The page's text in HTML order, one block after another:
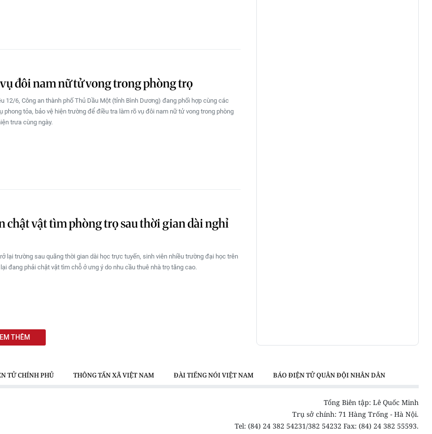
đôi nam nữ tử vong trong phòng trọ
12/6, Công an thành phố Thủ Dầu Một (tỉnh Bình Dương) đang phối hợp cùng các
phong tỏa, bảo vệ hiện trường để điều tra làm rõ vụ đôi nam nữ tử vong trong phòng
trưa cùng ngày.
chật vật tìm phòng trọ sau thời gian dài nghỉ
lại trường sau quãng thời gian dài học trực tuyến, sinh viên nhiều trường đại học trên
đang phải chật vật tìm chỗ ở ưng ý do nhu cầu thuê nhà trọ tăng cao.
THÊM
TỬ CHÍNH PHỦ THÔNG TẤN XÃ VIỆT NAM ĐÀI TIẾNG NÓI VIỆT NAM BÁO ĐIỆN TỬ QUÂN ĐỘI NHÂN DÂN
Tổng Biên tập: Lê Quốc Minh
Trụ sở chính: 71 Hàng Trống - Hà Nội.
Tel: (84) 24 382 54231/382 54232 Fax: (84) 24 382 55593.